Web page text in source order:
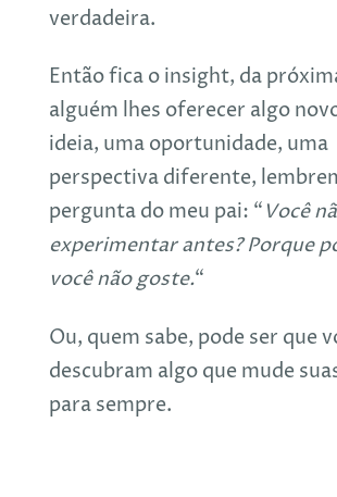
verdadeira.
Então fica o insight, da
alguém lhes oferecer algo
ideia, uma oportunidade, uma
perspectiva diferente,
pergunta do meu pai: “ Você
experimentar antes? Porque
você não goste.“
Ou, quem sabe, pode ser que
descubram algo que mude
para sempre.